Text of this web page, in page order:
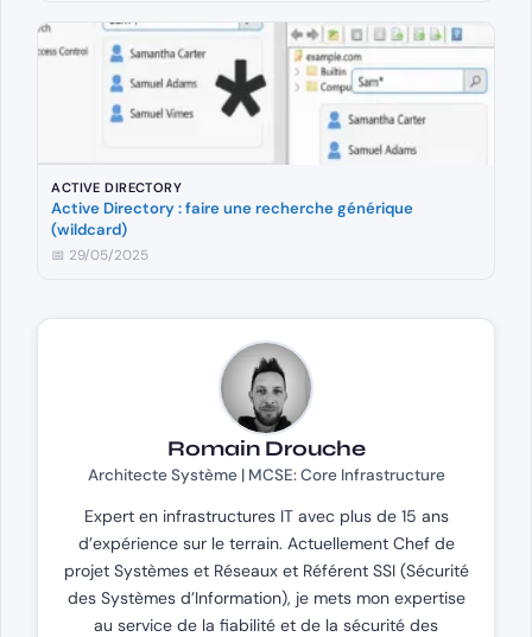
ACTIVE DIRECTORY
Active Directory : faire une recherche générique
(wildcard)
📅 29/05/2025
Romain Drouche
Architecte Système | MCSE: Core Infrastructure
Expert en infrastructures IT avec plus de 15 ans
d’expérience sur le terrain. Actuellement Chef de
projet Systèmes et Réseaux et Référent SSI (Sécurité
des Systèmes d’Information), je mets mon expertise
au service de la fiabilité et de la sécurité des